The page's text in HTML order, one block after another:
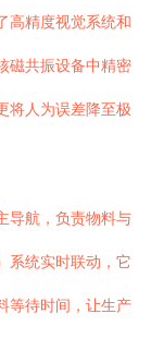
高精度视觉系统和
磁共振设备中精密
将人为误差降至极
导航，负责物料与
系统实时联动，它
等待时间，让生产